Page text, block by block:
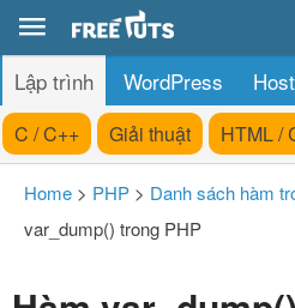
Lập trình WordPress
C / C++ Giải thuật HTML /
Home > PHP > Danh sách hàm
var_dump() trong PHP